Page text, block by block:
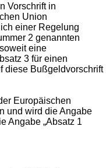
Vorschrift in
Union
einer Regelung
2 genannten
eine
3 für einen
diese Bußgeldvorschrift
Europäischen
und wird die Angabe
Angabe „Absatz 1